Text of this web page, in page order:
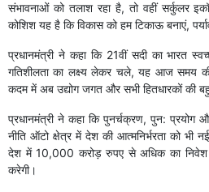
संभावनाओं को तलाश रहा है, तो वहीं सर्कुलर
कोशिश यह है कि विकास को हम टिकाऊ बनाएं,
प्रधानमंत्री ने कहा कि 21वीं सदी का भारत
गतिशीलता का लक्ष्य लेकर चले, यह आज समय की
कदम में अब उद्योग जगत और सभी हितधारकों की
प्रधानमंत्री ने कहा कि पुनर्चक्रण, पुन: प्रयोग
नीति ऑटो क्षेत्र में देश की आत्मनिर्भरता को भी
देश में 10,000 करोड़ रुपए से अधिक का निवेश
करेगी।